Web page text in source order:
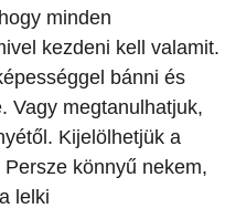
minden
kezdeni kell valamit.
bánni és
Vagy megtanulhatjuk,
Kijelölhetjük a
könnyű nekem,
lelki